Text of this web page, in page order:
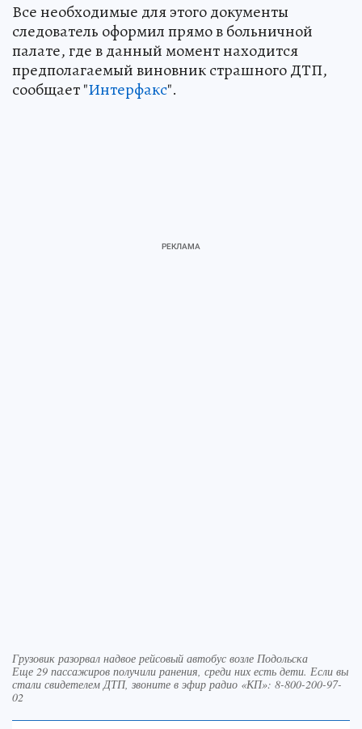
Все необходимые для этого документы
следователь оформил прямо в больничной
палате, где в данный момент находится
предполагаемый виновник страшного ДТП,
сообщает "Интерфакс".
Грузовик разорвал надвое рейсовый автобус возле Подольска
Еще 29 пассажиров получили ранения, среди них есть дети. Если вы
стали свидетелем ДТП, звоните в эфир радио «КП»: 8-800-200-97-
02